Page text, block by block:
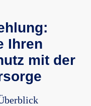
Ihren
mit der